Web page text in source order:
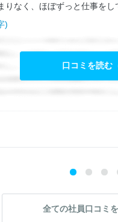
りなく、ほぼずっと仕事を
)
口コミを読む
全ての社員口コミ